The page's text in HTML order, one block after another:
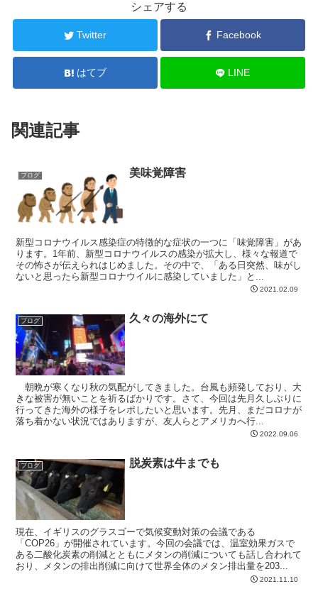
シェアする
Twitter Facebook
はてブ LINE
関連記事
ブログ 美味覚障害
新型コロナウイルス感染症の特徴的な症状の一つに「味覚障害」があ
ります。1年前、新型コロナウイルスの感染が拡大し、様々な報道で
その怖さが伝えられはじめました。その中で、「ある日突然、味がし
ないと思ったら新型コロナウイルに感染していました」と...
2021.02.09
ブログ 久々の海外にて
朝晩が寒くなり秋の気配がしてきました。台風も頻発しており、大
きな被害が無いことを祈るばかりです。さて、今回は先月久しぶりに
行ってきた海外の様子をレポしたいと思います。先月、まだコロナが
落ち着かない状況ではありますが、友人らとアメリカへ行...
2022.09.06
ブログ 脱炭素は牛までも
現在、イギリスのグラスゴーで気候変動対策の会議である
「COP26」が開催されています。今回の会議では、温室効果ガスで
ある二酸化炭素の削減とともにメタンの削減についても話し合われて
おり、メタンの排出削減に向けて世界全体のメタン排出量を203...
2021.11.10